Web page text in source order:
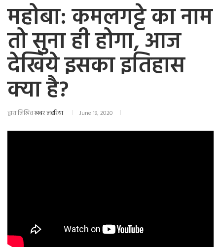
महोबा: कमलगट्टे का नाम
तो सुना ही होगा, आज
देखिये इसका इतिहास
क्या है?
द्वारा लिखितखबर लहरिया June 19, 2020